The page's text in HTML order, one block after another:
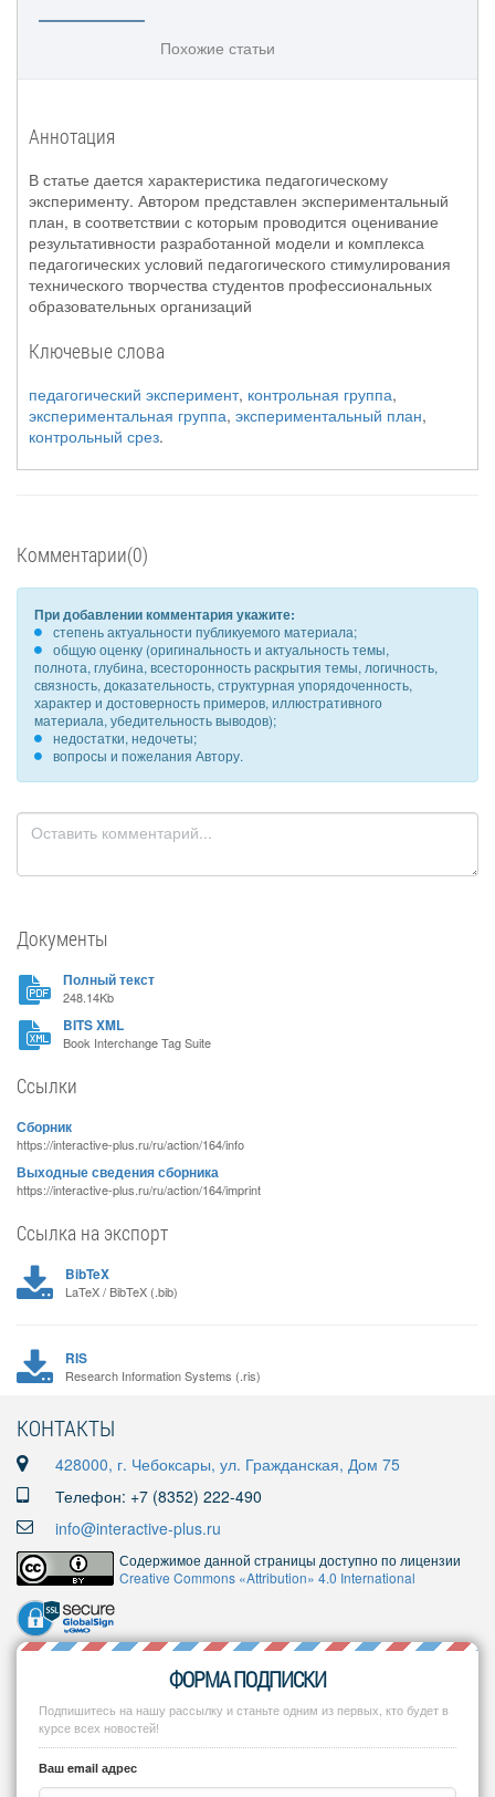
Похожие статьи
Аннотация
В статье дается характеристика педагогическому
эксперименту. Автором представлен экспериментальный
план, в соответствии с которым проводится оценивание
результативности разработанной модели и комплекса
педагогических условий педагогического стимулирования
технического творчества студентов профессиональных
образовательных организаций
Ключевые слова
педагогический эксперимент, контрольная группа,
экспериментальная группа, экспериментальный план,
контрольный срез.
Комментарии(0)
При добавлении комментария укажите:
степень актуальности публикуемого материала;
общую оценку (оригинальность и актуальность темы,
полнота, глубина, всесторонность раскрытия темы, логичность,
связность, доказательность, структурная упорядоченность,
характер и достоверность примеров, иллюстративного
материала, убедительность выводов);
недостатки, недочеты;
вопросы и пожелания Автору.
Документы
Полный текст
248.14Kb
BITS XML
Book Interchange Tag Suite
Ссылки
Сборник
https://interactive-plus.ru/ru/action/164/info
Выходные сведения сборника
https://interactive-plus.ru/ru/action/164/imprint
Ссылка на экспорт
BibTeX
LaTeX / BibTeX (.bib)
RIS
Research Information Systems (.ris)
КОНТАКТЫ
428000, г. Чебоксары, ул. Гражданская, Дом 75
Телефон: +7 (8352) 222-490
info@interactive-plus.ru
Содержимое данной страницы доступно по лицензии
Creative Commons «Attribution» 4.0 International
ФОРМА ПОДПИСКИ
Подпишитесь на нашу рассылку и станьте одним из первых, кто будет в
курсе всех новостей!
Ваш email адрес